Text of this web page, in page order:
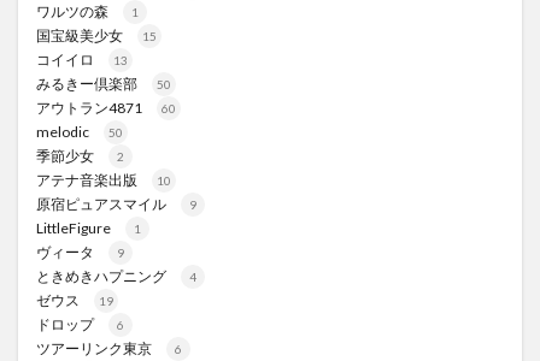
ワルツの森 1
国宝級美少女 15
コイイロ 13
みるきー倶楽部 50
アウトラン4871 60
melodic 50
季節少女 2
アテナ音楽出版 10
原宿ピュアスマイル 9
LittleFigure 1
ヴィータ 9
ときめきハプニング 4
ゼウス 19
ドロップ 6
ツアーリンク東京 6